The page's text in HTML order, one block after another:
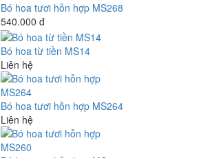
Bó hoa tươi hỗn hợp MS268
540.000 đ
Bó hoa từ tiền MS14
Liên hệ
Bó hoa tươi hỗn hợp MS264
Liên hệ